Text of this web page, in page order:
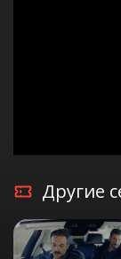
Другие